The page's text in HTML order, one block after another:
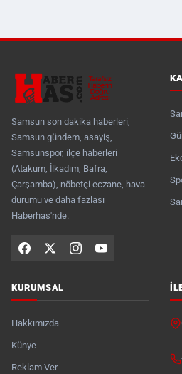
Samsun son dakika haberleri,
Samsun gündem, asayiş,
Samsunspor, ilçe haberleri
(Atakum, İlkadım, Bafra,
Çarşamba), nöbetçi eczane, hava
durumu ve daha fazlası
Haberhas'nde.
KURUMSAL
Hakkımızda
Künye
Reklam Ver